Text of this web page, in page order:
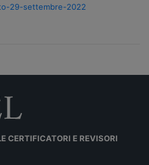
29-settembre-2022
CERTIFICATORI E REVISORI